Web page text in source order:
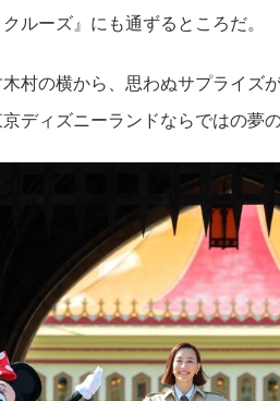
ルーズ』にも通ずるところだ。
村の横から、思わぬサプライズ
ディズニーランドならではの夢